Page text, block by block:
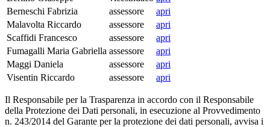
Berneschi Fabrizia
assessore
apri
Malavolta Riccardo
assessore
apri
Scaffidi Francesco
assessore
apri
Fumagalli Maria Gabriella assessore
apri
Maggi Daniela
assessore
apri
Visentin Riccardo
assessore apri
Il Responsabile per la Trasparenza in accordo con il Responsabile
della Protezione dei Dati personali, in esecuzione al Provvedimento
n. 243/2014 del Garante per la protezione dei dati personali, avvisa i